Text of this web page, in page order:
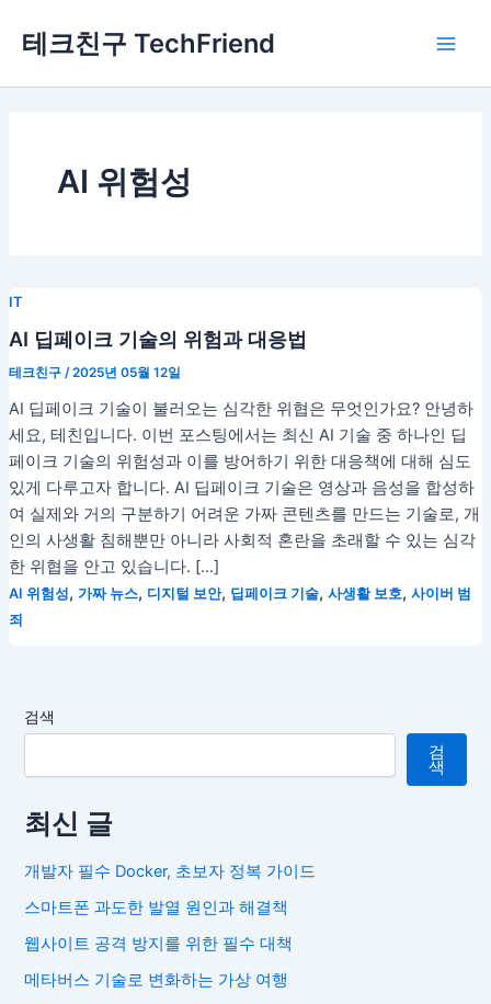
로
테크친구 TechFriend
AI 위험성
IT
AI 딥페이크 기술의 위험과 대응법
테크친구 /2025년 05월 12일
AI 딥페이크 기술이 불러오는 심각한 위협은 무엇인가요? 안녕하
세요, 테친입니다. 이번 포스팅에서는 최신 AI 기술 중 하나인 딥
페이크 기술의 위험성과 이를 방어하기 위한 대응책에 대해 심도
있게 다루고자 합니다. AI 딥페이크 기술은 영상과 음성을 합성하
여 실제와 거의 구분하기 어려운 가짜 콘텐츠를 만드는 기술로, 개
인의 사생활 침해뿐만 아니라 사회적 혼란을 초래할 수 있는 심각
한 위협을 안고 있습니다. […]
AI 위험성, 가짜 뉴스, 디지털 보안, 딥페이크 기술, 사생활 보호, 사이버 범
죄
검색
검
색
최신 글
개발자 필수 Docker, 초보자 정복 가이드
스마트폰 과도한 발열 원인과 해결책
웹사이트 공격 방지를 위한 필수 대책
메타버스 기술로 변화하는 가상 여행